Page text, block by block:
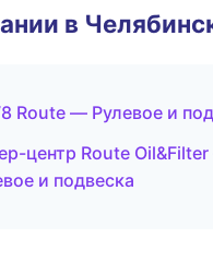
в
Route — Рулевое и
центр Route
и подвеска